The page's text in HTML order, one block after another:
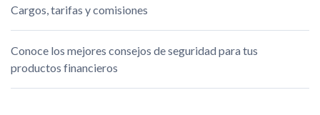
Cargos, tarifas y comisiones
Conoce los mejores consejos de seguridad para tus
productos financieros